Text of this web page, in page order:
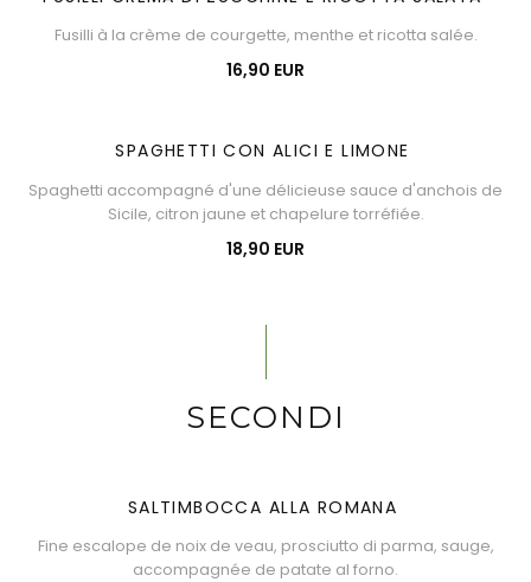
Fusilli à la crème de courgette, menthe et ricotta salée.
16,90 EUR
SPAGHETTI CON ALICI E LIMONE
Spaghetti accompagné d'une délicieuse sauce d'anchois de
Sicile, citron jaune et chapelure torréfiée.
18,90 EUR
SECONDI
SALTIMBOCCA ALLA ROMANA
Fine escalope de noix de veau, prosciutto di parma, sauge,
accompagnée de patate al forno.